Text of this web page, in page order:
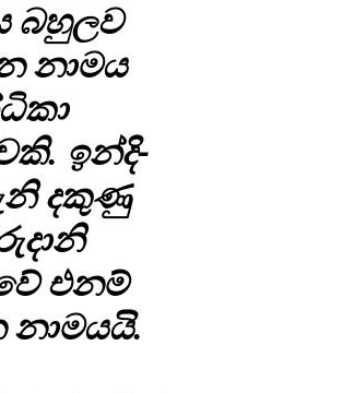
බහු­ලව
නාමය
ඉන්දි­
දකුණු
එනම්
නාම­යයි.